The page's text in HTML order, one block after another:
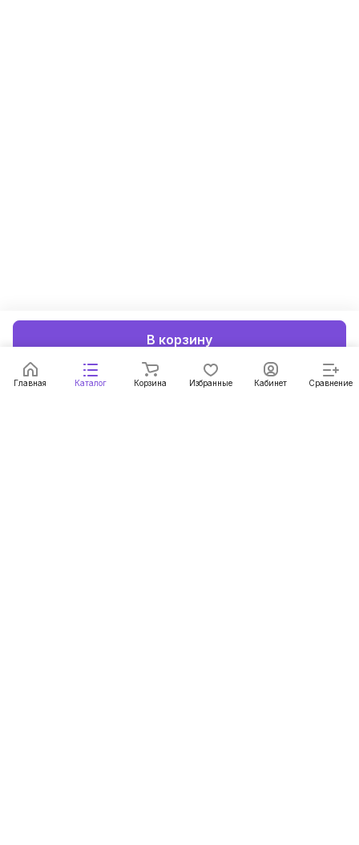
В корзину
Главная Каталог Корзина Избранные Кабинет Сравнение